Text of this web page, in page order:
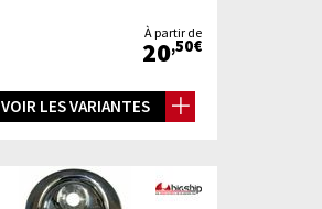
À partir de
20,50€
VOIR LES VARIANTES